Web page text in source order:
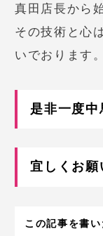
真田店長から
その技術と心
いでおります。
是非一度中
宜しくお願
この記事を書い